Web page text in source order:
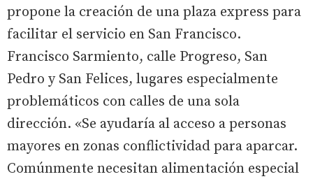
propone la creación de una plaza express para
facilitar el servicio en San Francisco.
Francisco Sarmiento, calle Progreso, San
Pedro y San Felices, lugares especialmente
problemáticos con calles de una sola
dirección. «Se ayudaría al acceso a personas
mayores en zonas conflictividad para aparcar.
Comúnmente necesitan alimentación especial